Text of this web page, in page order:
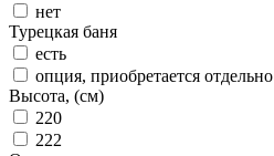
нет
Турецкая баня
есть
опция, приобретается отдельно
Высота, (см)
220
222